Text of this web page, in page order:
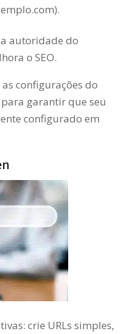
autoridade do
o SEO.
configurações do
garantir que seu
configurado em
crie URLs simples,